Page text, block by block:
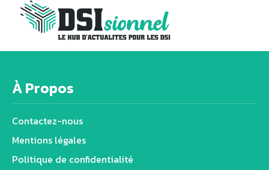
À Propos
Contactez-nous
Mentions légales
Politique de confidentialité